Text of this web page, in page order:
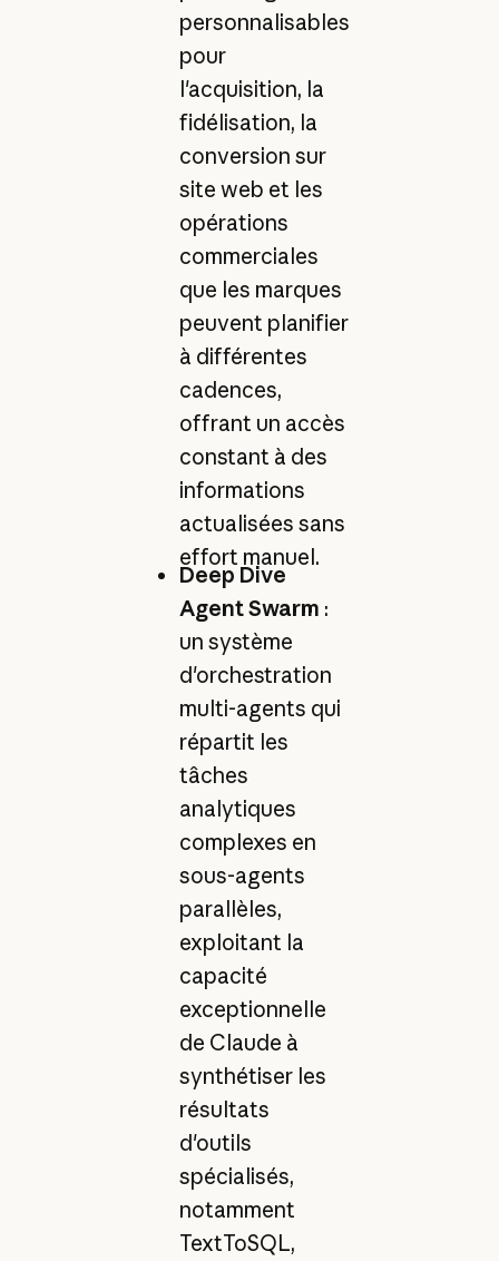
personnalisables
pour
l'acquisition, la
fidélisation, la
conversion sur
site web et les
opérations
commerciales
que les marques
peuvent planifier
à différentes
cadences,
offrant un accès
constant à des
informations
actualisées sans
effort manuel.
Deep Dive
Agent Swarm :
un système
d'orchestration
multi-agents qui
répartit les
tâches
analytiques
complexes en
sous-agents
parallèles,
exploitant la
capacité
exceptionnelle
de Claude à
synthétiser les
résultats
d'outils
spécialisés,
notamment
TextToSQL,